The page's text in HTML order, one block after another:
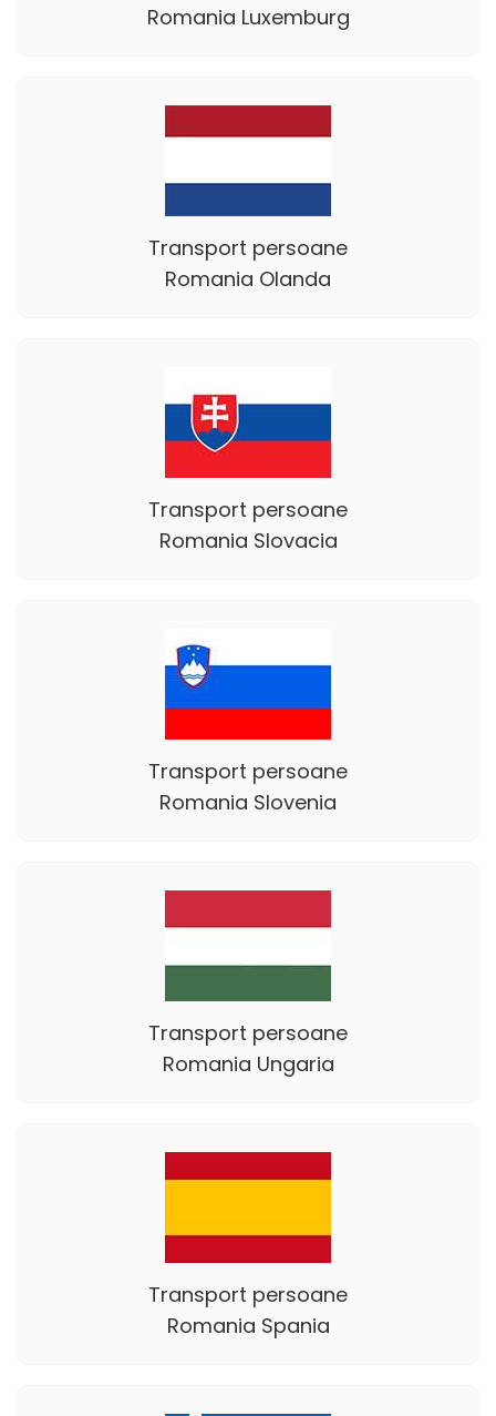
Romania Luxemburg
Transport persoane
Romania Olanda
Transport persoane
Romania Slovacia
Transport persoane
Romania Slovenia
Transport persoane
Romania Ungaria
Transport persoane
Romania Spania